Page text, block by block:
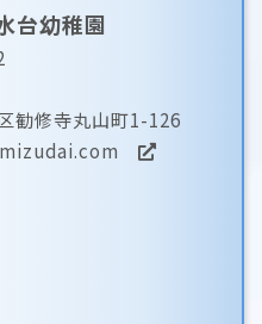
台幼稚園
勧修寺丸山町1-126